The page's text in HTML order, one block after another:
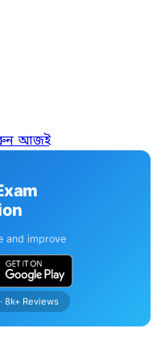
আজই
and improve
8k+ Reviews